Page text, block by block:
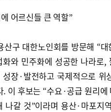
어르신들 큰 역할”
산구 대한노인회를 방문해 “
와 민주화에 성공한 나라로
장·발전하고 국제적으로
. 이 후보는 “수요·공급 원리
나갈 것”이라며 용산·마포지